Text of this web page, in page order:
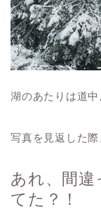
湖のあたりは道中
写真を見返した際
あれ、間違
てた？！